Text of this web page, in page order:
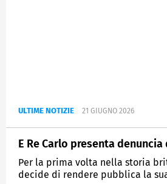
ULTIME NOTIZIE 21 GIUGNO 2026
E Re Carlo presenta
Per la prima volta nella storia
decide di rendere pubblica la